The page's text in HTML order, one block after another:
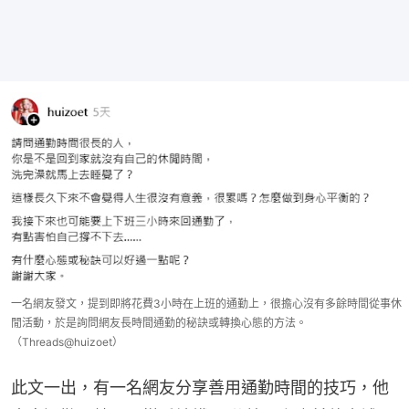
一名網友發文，提到即將花費3小時在上班的通勤上，很擔心沒有多餘時間從事休
閒活動，於是詢問網友長時間通勤的秘訣或轉換心態的方法。
（Threads@huizoet）
此文一出，有一名網友分享善用通勤時間的技巧，他